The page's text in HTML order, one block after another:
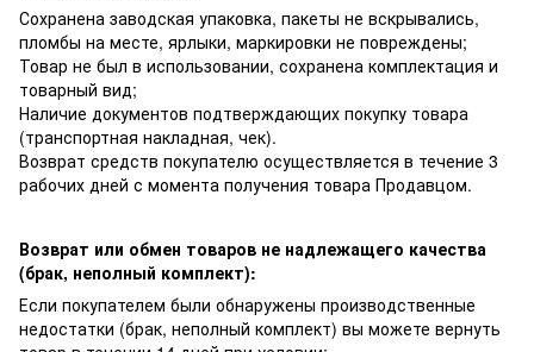
Сохранена заводская упаковка, пакеты не вскрывались,
пломбы на месте, ярлыки, маркировки не повреждены;
Товар не был в использовании, сохранена комплектация и
товарный вид;
Наличие документов подтверждающих покупку товара
(транспортная накладная, чек).
Возврат средств покупателю осуществляется в течение 3
рабочих дней с момента получения товара Продавцом.
Возврат или обмен товаров не надлежащего качества
(брак, неполный комплект):
Если покупателем были обнаружены производственные
недостатки (брак, неполный комплект) вы можете вернуть